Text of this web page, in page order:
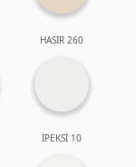
HASIR 260
İPEKSİ 10